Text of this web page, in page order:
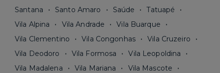
Santana
Santo Amaro Saúde
Tatuapé
Vila Alpina
Vila Andrade
Vila Buarque
Vila Clementino
Vila Congonhas
Vila Cruzeiro
Vila Deodoro
Vila Formosa
Vila Leopoldina
Vila Madalena
Vila Mariana
Vila Mascote